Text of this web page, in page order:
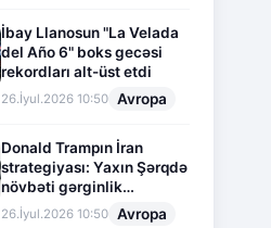
İbay Llanosun "La Velada
del Año 6" boks gecəsi
rekordları alt-üst etdi
26.İyul.2026 10:50 Avropa
Donald Trampın İran
strategiyası: Yaxın Şərqdə
növbəti gərginlik
mərhələsi
26.İyul.2026 10:50 Avropa